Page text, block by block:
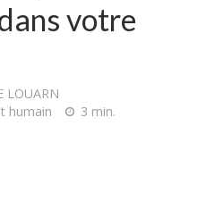
votre
LOUARN
humain
3 min.